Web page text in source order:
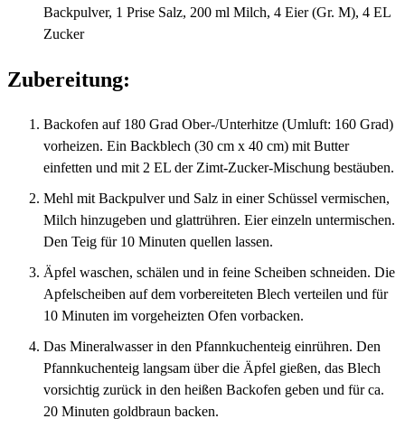
Backpulver, 1 Prise Salz, 200 ml Milch, 4 Eier (Gr. M), 4 EL
Zucker
Zubereitung:
Backofen auf 180 Grad Ober-/Unterhitze (Umluft: 160 Grad)
vorheizen. Ein Backblech (30 cm x 40 cm) mit Butter
einfetten und mit 2 EL der Zimt-Zucker-Mischung bestäuben.
Mehl mit Backpulver und Salz in einer Schüssel vermischen,
Milch hinzugeben und glattrühren. Eier einzeln untermischen.
Den Teig für 10 Minuten quellen lassen.
Äpfel waschen, schälen und in feine Scheiben schneiden. Die
Apfelscheiben auf dem vorbereiteten Blech verteilen und für
10 Minuten im vorgeheizten Ofen vorbacken.
Das Mineralwasser in den Pfannkuchenteig einrühren. Den
Pfannkuchenteig langsam über die Äpfel gießen, das Blech
vorsichtig zurück in den heißen Backofen geben und für ca.
20 Minuten goldbraun backen.